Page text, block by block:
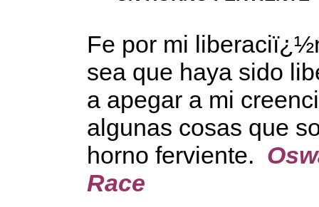
Fe por mi
sea que haya sido
a apegar a mi
algunas cosas que
horno ferviente.
Race